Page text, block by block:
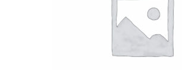
Stations d’étalonnage pression
Stations d’étalonnage acoustique
Calibreurs acoustiques